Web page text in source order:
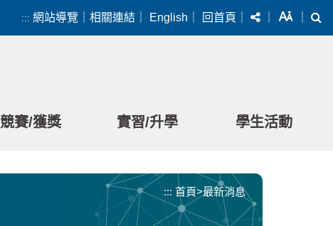
::: 網站導覽 相關連結 English 回首頁 分享 字級
競賽/獲獎 實習/升學 學生活動
::: 首頁>最新消息